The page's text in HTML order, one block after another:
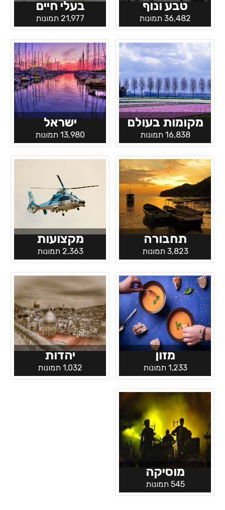
טבע ונוף
36,482 תמונות
בעלי חיים
21,977 תמונות
מקומות בעולם
16,838 תמונות
ישראל
13,980 תמונות
תחבורה
3,823 תמונות
מקצועות
2,363 תמונות
מזון
1,233 תמונות
יהדות
1,032 תמונות
מוסיקה
545 תמונות